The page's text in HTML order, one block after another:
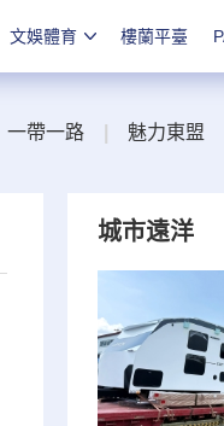
文娛體育 樓蘭平臺
一帶一路 魅力東盟
城市遠洋